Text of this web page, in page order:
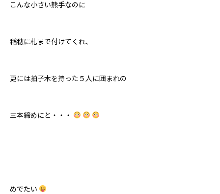
こんな小さい熊手なのに
稲穂に札まで付けてくれ、
更には拍子木を持った５人に囲まれの
三本締めにと・・・
めでたい